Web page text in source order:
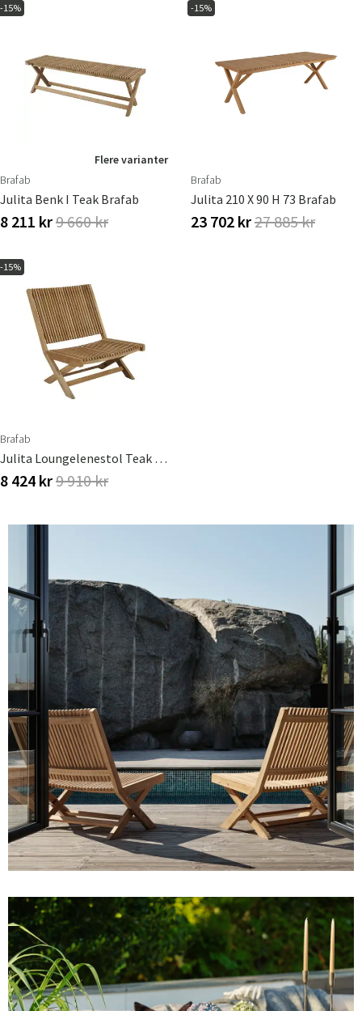
Norge
-15%
Flere varianter
Brafab
Julita Benk I Teak Brafab
8 211 kr9 660 kr
-15%
Brafab
Julita 210 X 90 H 73 Brafab
23 702 kr27 885 kr
-15%
Brafab
Julita Loungelenestol Teak Brafab
8 424 kr9 910 kr